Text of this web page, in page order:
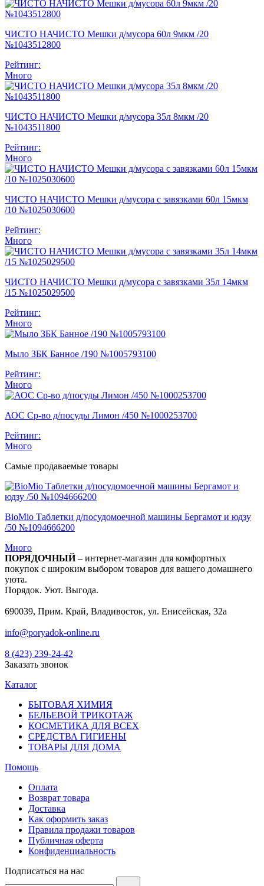
ЧИСТО НАЧИСТО Мешки д/мусора 60л 9мкм /20
№1043512800
Рейтинг:
Много
ЧИСТО НАЧИСТО Мешки д/мусора 35л 8мкм /20
№1043511800
Рейтинг:
Много
ЧИСТО НАЧИСТО Мешки д/мусора с завязками 60л 15мкм
/10 №1025030600
Рейтинг:
Много
ЧИСТО НАЧИСТО Мешки д/мусора с завязками 35л 14мкм
/15 №1025029500
Рейтинг:
Много
Мыло ЗБК Банное /190 №1005793100
Рейтинг:
Много
АОС Ср-во д/посуды Лимон /450 №1000253700
Рейтинг:
Много
Самые продаваемые товары
BioMio Таблетки д/посудомоечной машины Бергамот и юдзу
/50 №1094666200
Много
ПОРЯДОЧНЫЙ– интернет-магазин для комфортных
покупок с широким выбором товаров для вашего домашнего
уюта.
Порядок. Уют. Выгода.
690039, Прим. Край, Владивосток, ул. Енисейская, 32а
info@poryadok-online.ru
8 (423) 239-24-42
Заказать звонок
Каталог
БЫТОВАЯ ХИМИЯ
БЕЛЬЕВОЙ ТРИКОТАЖ
КОСМЕТИКА ДЛЯ ВСЕХ
СРЕДСТВА ГИГИЕНЫ
ТОВАРЫ ДЛЯ ДОМА
Помощь
Оплата
Возврат товара
Доставка
Как оформить заказ
Правила продажи товаров
Публичная оферта
Конфиденциальность
Подписаться на нас